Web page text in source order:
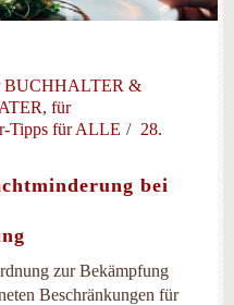
BUCHHALTER &
, für
Tipps für ALLE
28.
bei
zur Bekämpfung
Beschränkungen für